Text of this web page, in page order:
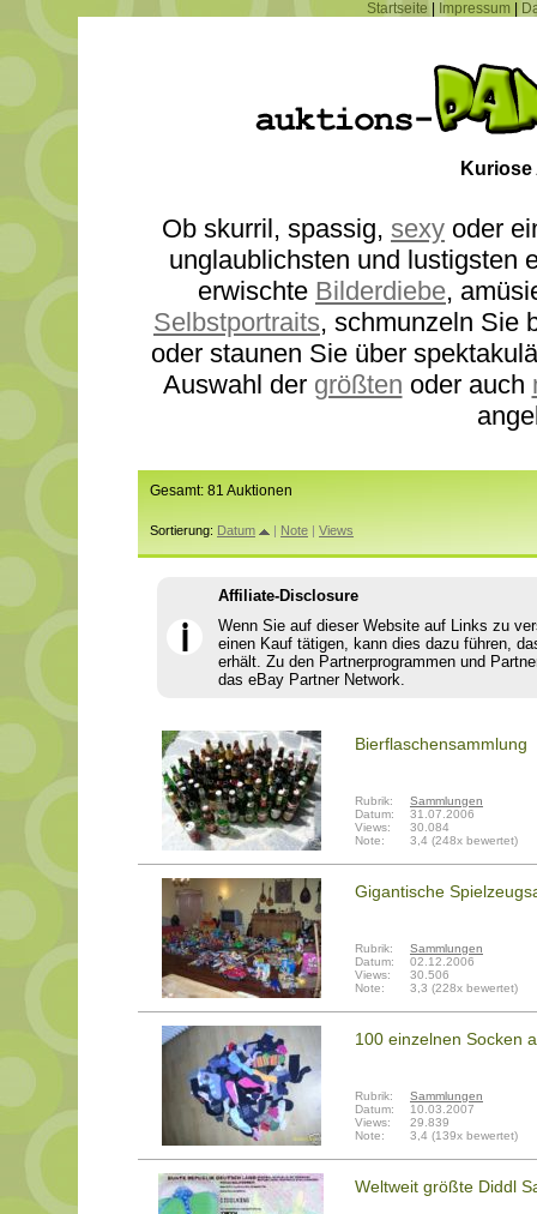
Startseite Impressum
Ob skurril, spassig, sexy oder
unglaublichsten und lustigsten
erwischte Bilderdiebe,
Selbstportraits, schmunzeln Sie
oder staunen Sie über
Auswahl der größten oder auch
Gesamt: 81 Auktionen
Sortierung: Datum | Note | Views
ℹ
Affiliate-Disclosure
Wenn Sie auf dieser Website auf Links zu
einen Kauf tätigen, kann dies dazu führen,
erhält. Zu den Partnerprogrammen und
das eBay Partner Network.
Bierflaschensammlung
Rubrik:
Sammlungen
Datum:
31.07.2006
Views:
30.084
Note:
3,4 (248x bewertet)
Gigantische
Rubrik:
Sammlungen
Datum:
02.12.2006
Views:
30.506
Note:
3,3 (228x bewertet)
100 einzelnen Socken
Rubrik:
Sammlungen
Datum:
10.03.2007
Views:
29.839
Note:
3,4 (139x bewertet)
Weltweit größte Diddl